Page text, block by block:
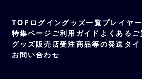
TOP ログイングッズ一覧プレイヤ
特集ページ ご利用ガイド よくある
グッズ販売店受注商品等の発送タイ
お問い合わせ